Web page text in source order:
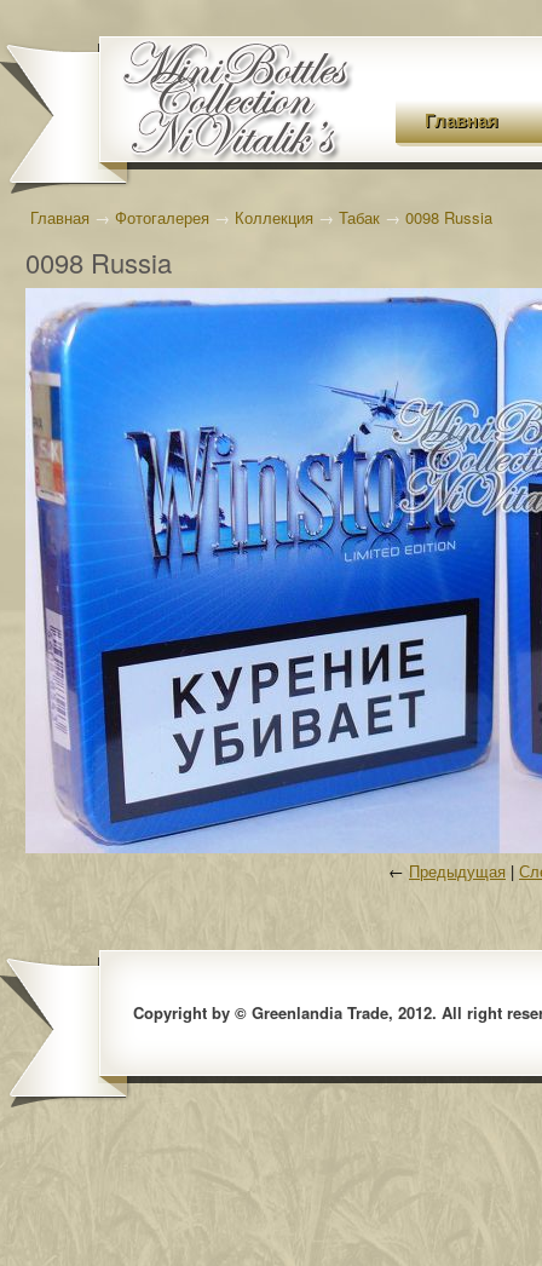
Главная
Главная → Фотогалерея → Коллекция → Табак → 0098 Russia
0098 Russia
← Предыдущая |
Copyright by © Greenlandia Trade, 2012. All right